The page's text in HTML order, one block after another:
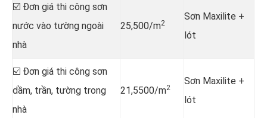
☑️ Đơn giá thi công sơn
nước vào tường ngoài
nhà
25,500/m2
Sơn Maxilite +
lót
☑️ Đơn giá thi công sơn
dầm, trần, tường trong
nhà
21,5500/m2
Sơn Maxilite +
lót